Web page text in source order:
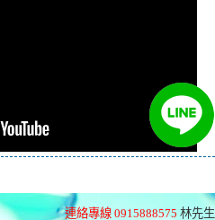
連絡專線 0915888575 林先生